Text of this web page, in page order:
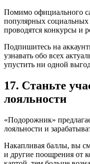
Помимо официального
популярных социальных
проводятся конкурсы и
Подпишитесь на
узнавать обо всех
упустить ни одной
17. Станьте
лояльности
«Подорожник»
лояльности и
Накапливая баллы, вы
и другие поощрения от